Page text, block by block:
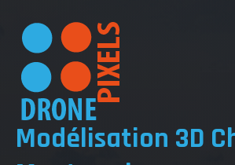
Modélisation 3D